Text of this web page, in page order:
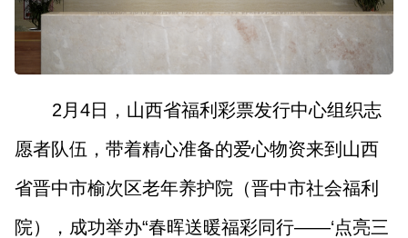
山西市场导报
地方频道
大同 朔州 忻州 吕梁
晋中 阳泉 长治 晋城
2月4日，山西省福利彩票发行中心组织志
愿者队伍，带着精心准备的爱心物资来到山西
省晋中市榆次区老年养护院（晋中市社会福利
院），成功举办“春晖送暖福彩同行——‘点亮三